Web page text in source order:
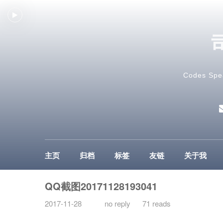
Codes
主页 归档 标签 友链 关于我
QQ截图20171128193041
2017-11-28 no reply 71 reads